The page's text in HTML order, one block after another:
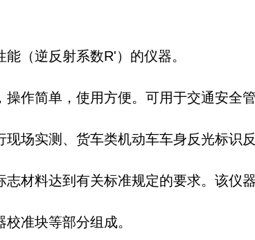
（逆反射系数R'）的仪器。
操作简单，使用方便。可用于交通安全
现场实测、货车类机动车车身反光标识
志材料达到有关标准规定的要求。该仪
准块等部分组成。